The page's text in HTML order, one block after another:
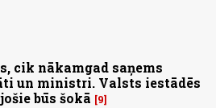
cik nākamgad saņems
un ministri. Valsts iestādēs
būs šokā
9